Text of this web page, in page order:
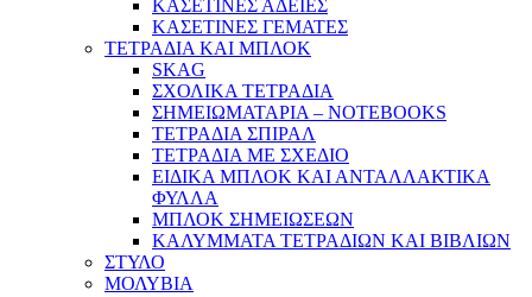
ΚΑΣΕΤΙΝΕΣ ΑΔΕΙΕΣ
ΚΑΣΕΤΙΝΕΣ ΓΕΜΑΤΕΣ
ΤΕΤΡΑΔΙΑ ΚΑΙ ΜΠΛΟΚ
SKAG
ΣΧΟΛΙΚΑ ΤΕΤΡΑΔΙΑ
ΣΗΜΕΙΩΜΑΤΑΡΙΑ – NOTEBOOKS
ΤΕΤΡΑΔΙΑ ΣΠΙΡΑΛ
ΤΕΤΡΑΔΙΑ ΜΕ ΣΧΕΔΙΟ
ΕΙΔΙΚΑ ΜΠΛΟΚ ΚΑΙ ΑΝΤΑΛΛΑΚΤΙΚΑ
ΦΥΛΛΑ
ΜΠΛΟΚ ΣΗΜΕΙΩΣΕΩΝ
ΚΑΛΥΜΜΑΤΑ ΤΕΤΡΑΔΙΩΝ ΚΑΙ ΒΙΒΛΙΩΝ
ΣΤΥΛΟ
ΜΟΛΥΒΙΑ